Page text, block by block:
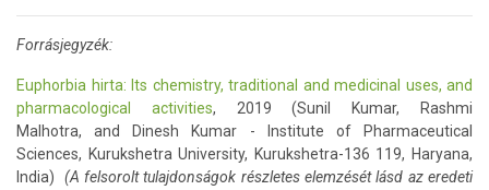
Forrásjegyzék:
Euphorbia hirta: Its chemistry, traditional and medicinal uses, and
pharmacological activities, 2019 (Sunil Kumar, Rashmi
Malhotra, and Dinesh Kumar - Institute of Pharmaceutical
Sciences, Kurukshetra University, Kurukshetra-136 119, Haryana,
India) (A felsorolt tulajdonságok részletes elemzését lásd az eredeti